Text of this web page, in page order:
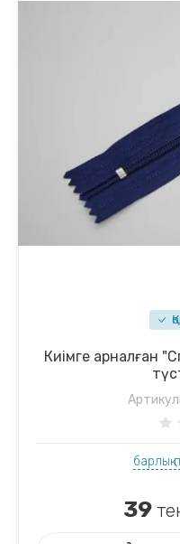
Киімге арналған
барлық
39